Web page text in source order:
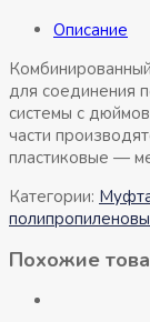
Описание
для соединения
системы с
части
пластиковые —
Категории:
Похожие